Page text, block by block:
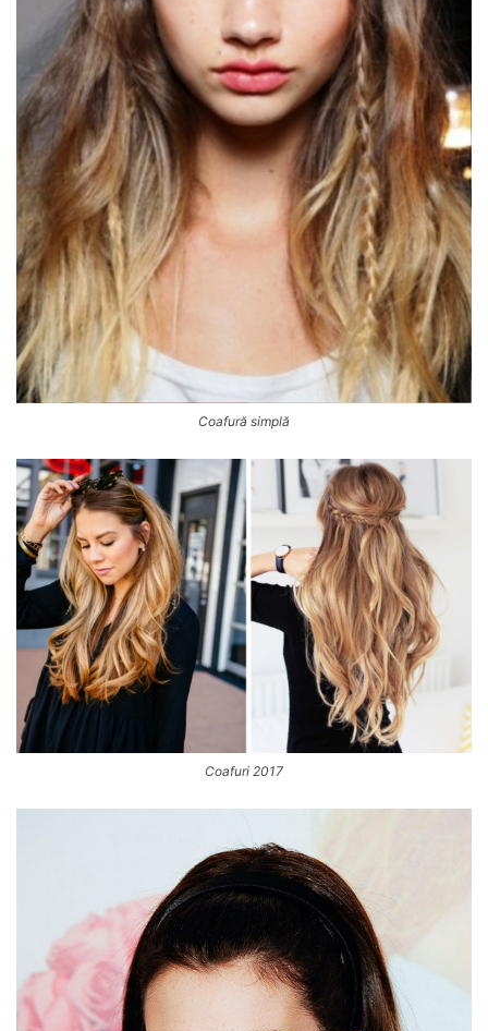
Coafură simplă
Coafuri 2017